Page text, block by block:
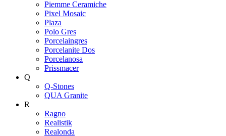
Piemme Ceramiche
Pixel Mosaic
Plaza
Polo Gres
Porcelaingres
Porcelanite Dos
Porcelanosa
Prissmacer
Q
Q-Stones
QUA Granite
R
Ragno
Realistik
Realonda